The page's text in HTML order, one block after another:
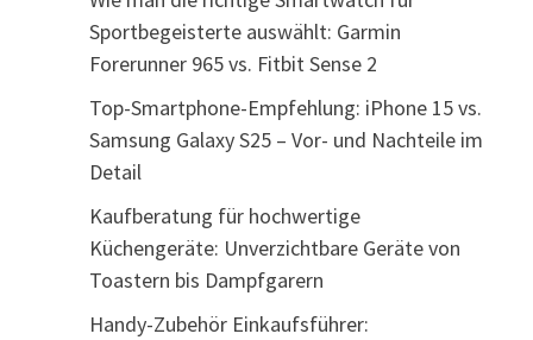
Sportbegeisterte auswählt: Garmin
Forerunner 965 vs. Fitbit Sense 2
Top-Smartphone-Empfehlung: iPhone 15 vs.
Samsung Galaxy S25 – Vor- und Nachteile im
Detail
Kaufberatung für hochwertige
Küchengeräte: Unverzichtbare Geräte von
Toastern bis Dampfgarern
Handy-Zubehör Einkaufsführer: